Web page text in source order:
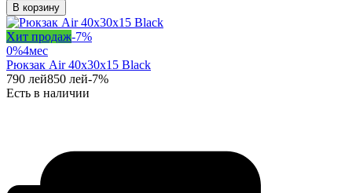
В корзину
Хит продаж-7%
0%4мес
Рюкзак Air 40x30x15 Black
790 лей850 лей-7%
Есть в наличии